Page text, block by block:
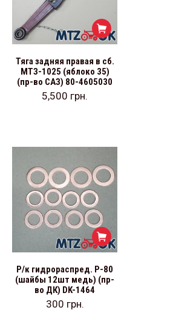
Тяга задняя правая в сб.
МТЗ-1025 (яблоко 35)
(пр-во САЗ) 80-4605030
5,500 грн.
Р/к гидрораспред. Р-80
(шайбы 12шт медь) (пр-
во ДК) DK-1464
300 грн.